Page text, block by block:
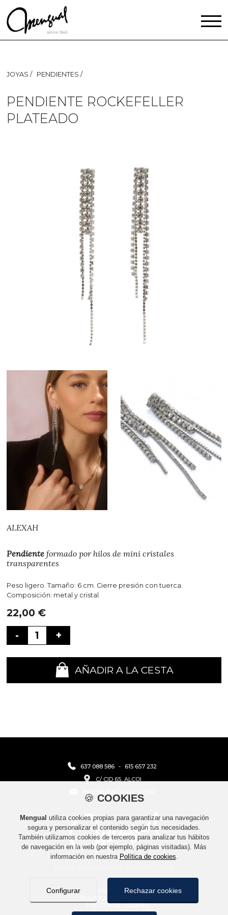
JOYAS PENDIENTES
PENDIENTE ROCKEFELLER
PLATEADO
ALEXAH
Pendiente formado por hilos de mini cristales
transparentes
Peso ligero. Tamaño: 6 cm. Cierre presión con tuerca.
Composición: metal y cristal.
22,00 €
-
+
AÑADIR A LA CESTA
637 088 586 -
615 657 232
C/ CID 65, ALCOI
AVISO LEGAL
POLÍTICA DE COOKIES
CONDICIONES DE COMPRA
🍪 COOKIES
Mengual utiliza cookies propias para garantizar una navegación
segura y personalizar el contenido según tus necesidades.
También utilizamos cookies de terceros para analizar tus hábitos
de navegación en la web (por ejemplo, páginas visitadas). Más
información en nuestra Política de cookies.
Configurar Rechazar cookies